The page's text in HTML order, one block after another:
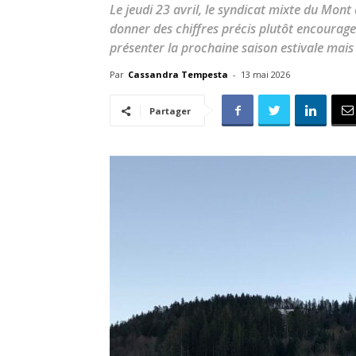
Le jeudi 23 avril, le syndicat mixte du Mont
donner des chiffres précis plutôt
présenter la prochaine saison estivale
Par Cassandra Tempesta - 13 mai 2026
Partager